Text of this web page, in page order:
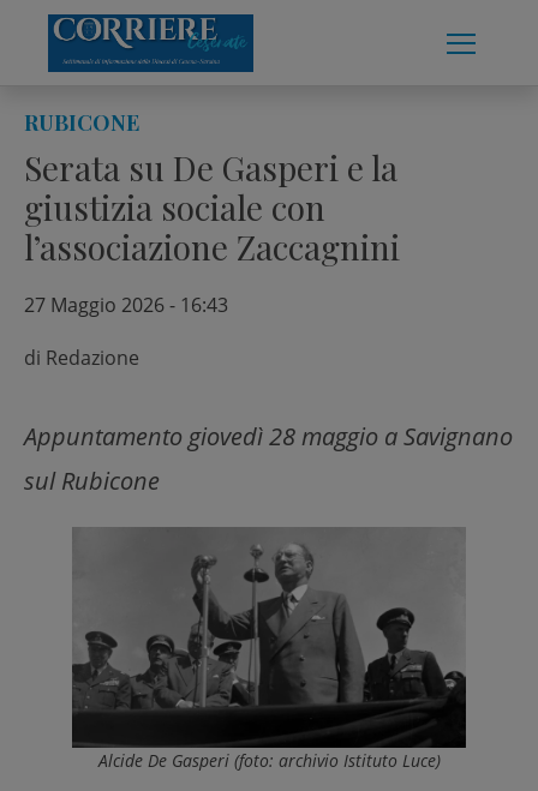
content
RUBICONE
Serata su De Gasperi e la
giustizia sociale con
l’associazione Zaccagnini
27 Maggio 2026 - 16:43
di Redazione
Appuntamento giovedì 28 maggio a Savignano
sul Rubicone
Alcide De Gasperi (foto: archivio Istituto Luce)